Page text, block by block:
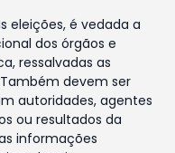
eleições, é vedada a
dos órgãos e
ressalvadas as
devem ser
autoridades, agentes
ou resultados da
informações